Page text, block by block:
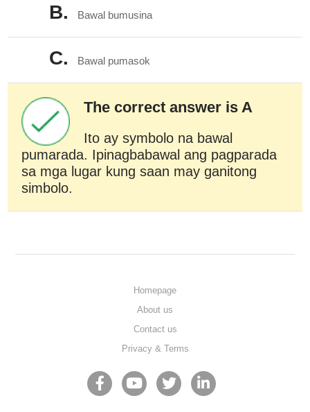
B. Bawal bumusina
C. Bawal pumasok
The correct answer is A
Ito ay symbolo na bawal
pumarada. Ipinagbabawal ang pagparada
sa mga lugar kung saan may ganitong
simbolo.
Homepage
About us
Contact us
Privacy & Terms